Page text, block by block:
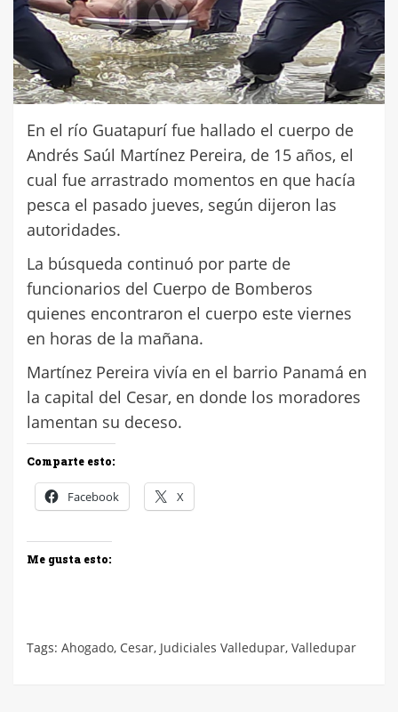
En el río Guatapurí fue hallado el cuerpo de
Andrés Saúl Martínez Pereira, de 15 años, el
cual fue arrastrado momentos en que hacía
pesca el pasado jueves, según dijeron las
autoridades.
La búsqueda continuó por parte de
funcionarios del Cuerpo de Bomberos
quienes encontraron el cuerpo este viernes
en horas de la mañana.
Martínez Pereira vivía en el barrio Panamá en
la capital del Cesar, en donde los moradores
lamentan su deceso.
Comparte esto:
Facebook X
Me gusta esto:
Tags: Ahogado, Cesar, Judiciales Valledupar, Valledupar